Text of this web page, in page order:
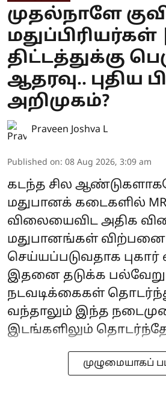
முதல்நாளே
திட்டத்துக்கு
ஆதரவு.. புதிய
அறிமுகம்?
Praveen Joshva L
Published on: 08 Aug 2026, 3:09 am
கடந்த சில
மதுபானக் கடைகளில்
விலையைவிட அதிக
மதுபானங்கள் விற்பனை
செய்யப்படுவதாக புகார்
இதனை தடுக்க பல்வேறு
நடவடிக்கைகள்
வந்தாலும் இந்த
இடங்களிலும் தொடர்ந்தே
முழுமையாகப்